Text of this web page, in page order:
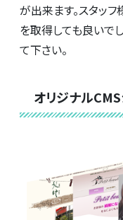
が出来ます。スタッ
を取得しても良いで
て下さい。
オリジナル